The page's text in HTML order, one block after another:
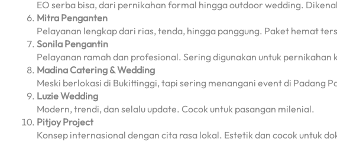
EO serba bisa, dari pernikahan formal hingga outdoor wedding.
Mitra Penganten
Pelayanan lengkap dari rias, tenda, hingga panggung. Paket hemat
Sonila Pengantin
Pelayanan ramah dan profesional. Sering digunakan untuk pernikahan
Madina Catering & Wedding
Meski berlokasi di Bukittinggi, tapi sering menangani event di Padang
Luzie Wedding
Modern, trendi, dan selalu update. Cocok untuk pasangan milenial.
Pitjoy Project
Konsep internasional dengan cita rasa lokal. Estetik dan cocok untuk